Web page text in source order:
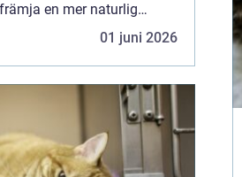
en mer naturlig
I detta koncept01 juni 2026